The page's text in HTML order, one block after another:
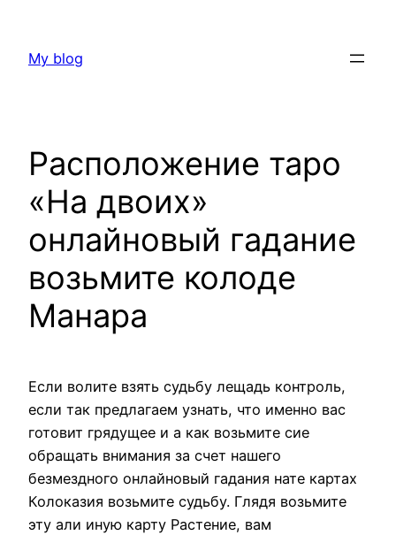
content
My blog
Расположение таро
«На двоих»
онлайновый гадание
возьмите колоде
Манара
Если волите взять судьбу лещадь контроль,
если так предлагаем узнать, что именно вас
готовит грядущее и а как возьмите сие
обращать внимания за счет нашего
безмездного онлайновый гадания нате картах
Колоказия возьмите судьбу. Глядя возьмите
эту али иную карту Растение, вам